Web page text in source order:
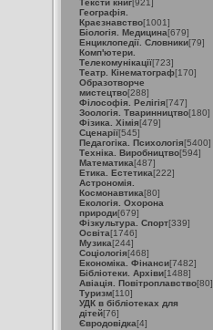
Тексти книг[921]
Географія.
Краєзнавство[1001]
Біологія. Медицина[679]
Енциклопедії. Словники[79]
Комп'ютери.
Телекомунікації[723]
Театр. Кінематограф[170]
Образотворче
мистецтво[288]
Філософія. Релігія[747]
Зоологія. Тваринництво[180]
Фізика. Хімія[479]
Сценарії[545]
Педагогіка. Психологія[5400]
Техніка. Виробництво[594]
Математика[487]
Етика. Естетика[222]
Астрономія.
Космонавтика[80]
Екологія. Охорона
природи[679]
Фізкультура. Спорт[339]
Освіта[1746]
Музика[244]
Соціологія[468]
Економіка. Фінанси[7482]
Бібліотеки. Архіви[1488]
Авіація. Повітроплавство[80]
Туризм[110]
УДК в бібліотеках для
дітей[76]
Євродовідка[4]